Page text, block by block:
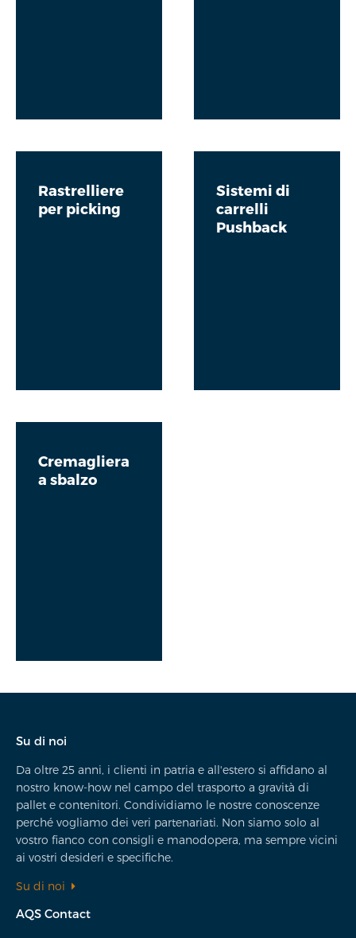
Rastrelliere
per picking
Sistemi di
carrelli
Pushback
Cremagliera
a sbalzo
Su di noi
Da oltre 25 anni, i clienti in patria e all'estero si affidano al
nostro know-how nel campo del trasporto a gravità di
pallet e contenitori. Condividiamo le nostre conoscenze
perché vogliamo dei veri partenariati. Non siamo solo al
vostro fianco con consigli e manodopera, ma sempre vicini
ai vostri desideri e specifiche.
Su di noi
AQS Contact